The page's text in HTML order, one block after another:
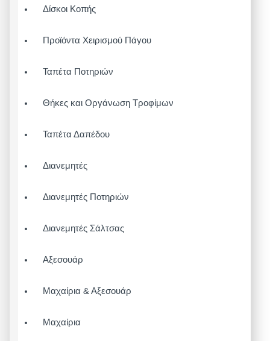
Δίσκοι Κοπής
Προϊόντα Χειρισμού Πάγου
Ταπέτα Ποτηριών
Θήκες και Οργάνωση Τροφίμων
Ταπέτα Δαπέδου
Διανεμητές
Διανεμητές Ποτηριών
Διανεμητές Σάλτσας
Αξεσουάρ
Μαχαίρια & Αξεσουάρ
Μαχαίρια